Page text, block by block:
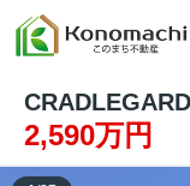
2,590万円